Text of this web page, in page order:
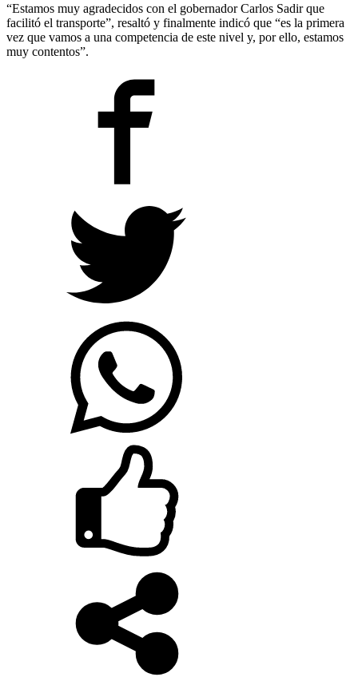
“Estamos muy agradecidos con el gobernador Carlos Sadir que
facilitó el transporte”, resaltó y finalmente indicó que “es la primera
vez que vamos a una competencia de este nivel y, por ello, estamos
muy contentos”.